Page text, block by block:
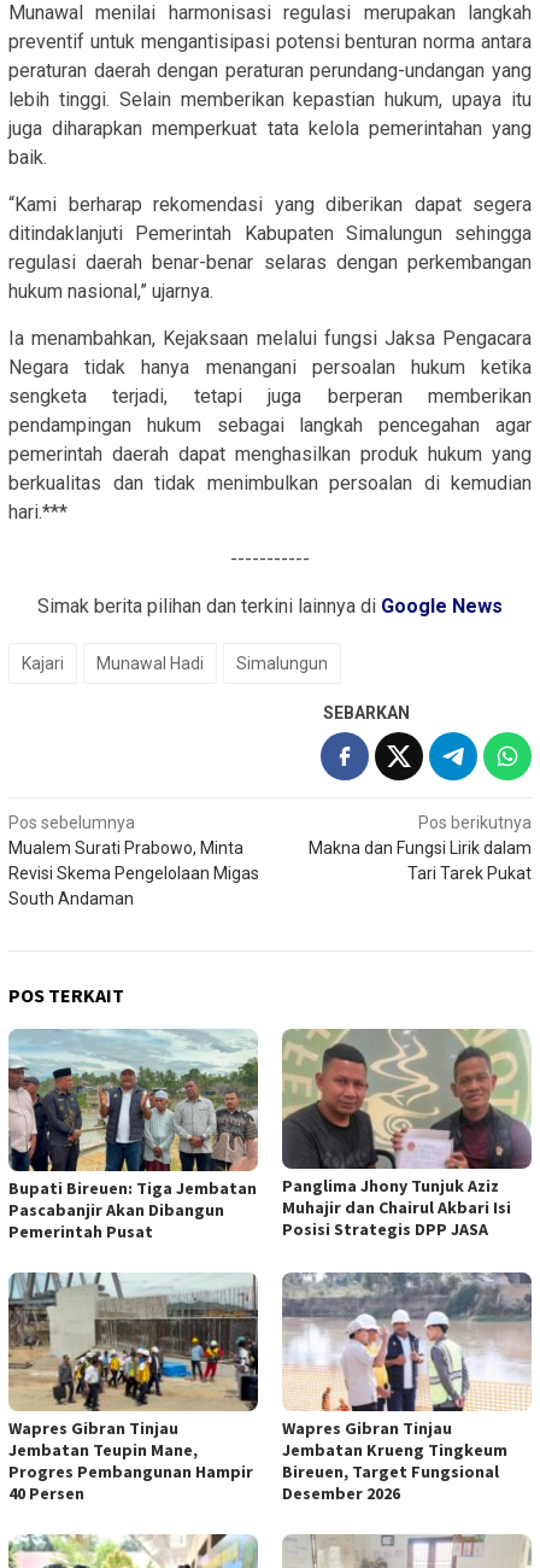
Munawal menilai harmonisasi regulasi merupakan langkah
preventif untuk mengantisipasi potensi benturan norma antara
peraturan daerah dengan peraturan perundang-undangan yang
lebih tinggi. Selain memberikan kepastian hukum, upaya itu
juga diharapkan memperkuat tata kelola pemerintahan yang
baik.
“Kami berharap rekomendasi yang diberikan dapat segera
ditindaklanjuti Pemerintah Kabupaten Simalungun sehingga
regulasi daerah benar-benar selaras dengan perkembangan
hukum nasional,” ujarnya.
Ia menambahkan, Kejaksaan melalui fungsi Jaksa Pengacara
Negara tidak hanya menangani persoalan hukum ketika
sengketa terjadi, tetapi juga berperan memberikan
pendampingan hukum sebagai langkah pencegahan agar
pemerintah daerah dapat menghasilkan produk hukum yang
berkualitas dan tidak menimbulkan persoalan di kemudian
hari.***
-----------
Simak berita pilihan dan terkini lainnya di Google News
Kajari Munawal Hadi Simalungun
SEBARKAN
Navigasi
pos
Pos sebelumnya
Mualem Surati Prabowo, Minta
Revisi Skema Pengelolaan Migas
South Andaman
Pos berikutnya
Makna dan Fungsi Lirik dalam
Tari Tarek Pukat
POS TERKAIT
Bupati Bireuen: Tiga Jembatan
Pascabanjir Akan Dibangun
Pemerintah Pusat
Panglima Jhony Tunjuk Aziz
Muhajir dan Chairul Akbari Isi
Posisi Strategis DPP JASA
Wapres Gibran Tinjau
Jembatan Teupin Mane,
Progres Pembangunan Hampir
40 Persen
Wapres Gibran Tinjau
Jembatan Krueng Tingkeum
Bireuen, Target Fungsional
Desember 2026